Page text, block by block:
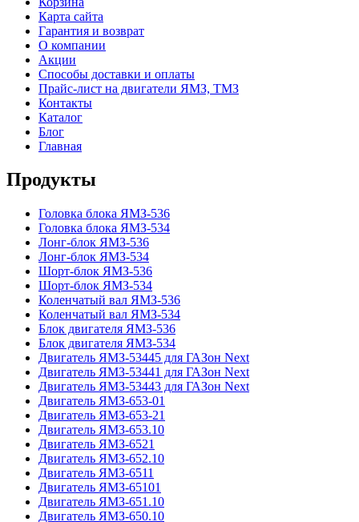
Карта сайта
Гарантия и возврат
О компании
Акции
Способы доставки и оплаты
Прайс-лист на двигатели ЯМЗ, ТМЗ
Контакты
Каталог
Блог
Главная
Продукты
Головка блока ЯМЗ-536
Головка блока ЯМЗ-534
Лонг-блок ЯМЗ-536
Лонг-блок ЯМЗ-534
Шорт-блок ЯМЗ-536
Шорт-блок ЯМЗ-534
Коленчатый вал ЯМЗ-536
Коленчатый вал ЯМЗ-534
Блок двигателя ЯМЗ-536
Блок двигателя ЯМЗ-534
Двигатель ЯМЗ-53445 для ГАЗон Next
Двигатель ЯМЗ-53441 для ГАЗон Next
Двигатель ЯМЗ-53443 для ГАЗон Next
Двигатель ЯМЗ-653-01
Двигатель ЯМЗ-653-21
Двигатель ЯМЗ-653.10
Двигатель ЯМЗ-6521
Двигатель ЯМЗ-652.10
Двигатель ЯМЗ-6511
Двигатель ЯМЗ-65101
Двигатель ЯМЗ-651.10
Двигатель ЯМЗ-650.10